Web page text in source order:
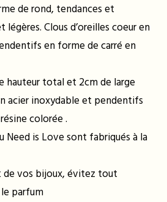
de rond, tendances et
Clous d’oreilles coeur en
en forme de carré en
hauteur total et 2cm de large
acier inoxydable et pendentifs
colorée .
Need is Love sont fabriqués à la
de vos bijoux, évitez tout
parfum